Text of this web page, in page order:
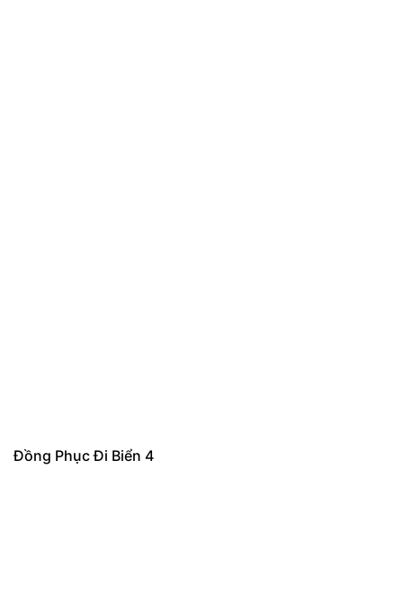
Đồng Phục Đi Biển 4